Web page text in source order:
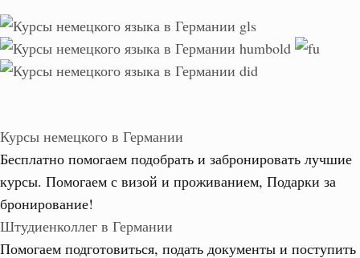
Курсы немецкого в Германии
Бесплатно помогаем подобрать и забронировать лучшие
курсы. Помогаем с визой и проживанием, Подарки за
бронирование!
Штудиенколлег в Германии
Помогаем подготовиться, подать документы и поступить